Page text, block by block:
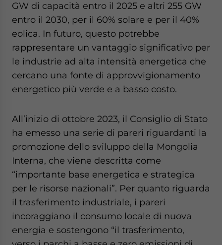
GW di capacità entro il 2025 e altri 255 GW
entro il 2030, per il 60% solare e per il 40%
eolica. In futuro, questo potrebbe
rappresentare un vantaggio significativo per
le industrie ad alta intensità energetica che
cercano una fonte di approvvigionamento
energetico più verde e a basso costo.
All’inizio di ottobre 2023, il Consiglio di Stato
ha emesso una serie di pareri riguardanti la
promozione dello sviluppo della Mongolia
Interna, che viene descritta come
“importante base energetica e strategica
per le risorse nazionali”. Per quanto riguarda
il trasferimento industriale, i pareri
incoraggiano il consumo locale di nuova
energia e sostengono “il trasferimento,